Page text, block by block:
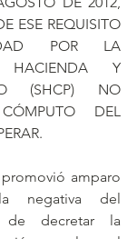
ESE REQUISITO
POR LA
HACIENDA Y
(SHCP) NO
DEL
promovió amparo
negativa del
de decretar la